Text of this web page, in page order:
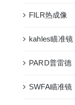
FILR热成像
kahles瞄准镜
PARD普雷德
SWFA瞄准镜